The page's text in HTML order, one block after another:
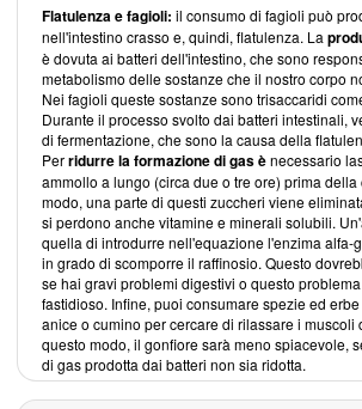
Flatulenza e fagioli: il consumo di fagioli può
nell'intestino crasso e, quindi, flatulenza. La
è dovuta ai batteri dell'intestino, che sono
metabolismo delle sostanze che il nostro corpo
Nei fagioli queste sostanze sono trisaccaridi
Durante il processo svolto dai batteri intestinali,
di fermentazione, che sono la causa della
Perridurre la formazione di gas ènecessario
ammollo a lungo (circa due o tre ore) prima della
modo, una parte di questi zuccheri viene
si perdono anche vitamine e minerali solubili.
quella di introdurre nell'equazione l'enzima alfa-
in grado di scomporre il raffinosio. Questo
se hai gravi problemi digestivi o questo
fastidioso. Infine, puoi consumare spezie ed
anice o cumino per cercare di rilassare i muscoli
questo modo, il gonfiore sarà meno spiacevole,
di gas prodotta dai batteri non sia ridotta.